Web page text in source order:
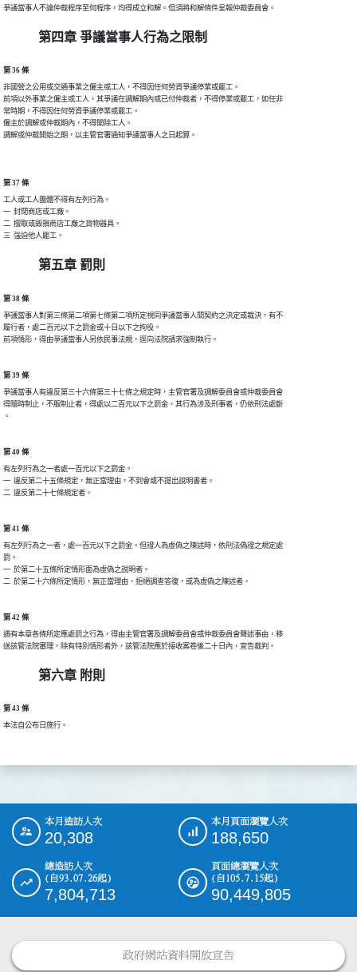
第四章 爭議當事人行為之限制
第 36 條
非國營之公用或交通事業之僱主或工人，不得因任何勞資爭議停業或罷工。
前項以外事業之僱主或工人，其爭議在調解期內或已付仲裁者，不得停業或罷工，如任非
常時期，不得因任何勞資爭議停業或罷工。
僱主於調解或仲裁期內，不得開除工人。
調解或仲裁開始之期，以主管官署通知爭議當事人之日起算。
第 37 條
工人或工人團體不得有左列行為。
一  封閉商店或工廠。
二  擅取或毀損商店工廠之貨物器具。
第五章 罰則
第 38 條
爭議當事人對第三條第二項第七條第二項所定視同爭議當事人間契約之決定或裁決，有不
履行者，處二百元以下之罰金或十日以下之拘役。
第 39 條
爭議當事人有違反第三十六條第三十七條之規定時，主管官署及調解委員會或仲裁委員會
得隨時制止，不服制止者，得處以二百元以下之罰金，其行為涉及刑事者，仍依刑法處斷
第 40 條
有左列行為之一者處一百元以下之罰金。
一  違反第二十五條規定，無正當理由，不到會或不提出說明書者。
第 41 條
有左列行為之一者，處一百元以下之罰金。但證人為虛偽之陳述時，依刑法偽證之規定處
罰。
一  於第二十五條所定情形面為虛偽之說明者。
第 42 條
遇有本章各條所定應處罰之行為，得由主管官署及調解委員會或仲裁委員會聲述事由，移
第六章 附則
第 43 條
本法自公布日施行。
::: 本月造訪人次
20,308
本月頁面瀏覽人次
188,650
總造訪人次
(自93.07.26起)
7,804,713
頁面總瀏覽人次
(自105.7.15起)
90,449,805
政府網站資料開放宣告